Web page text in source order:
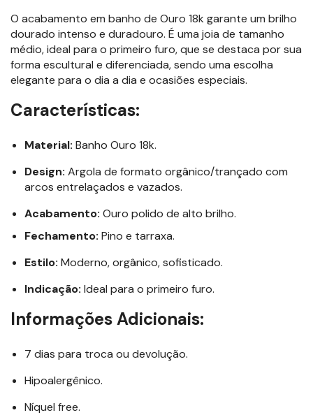
O acabamento em banho de Ouro 18k garante um brilho
dourado intenso e duradouro. É uma joia de tamanho
médio, ideal para o primeiro furo, que se destaca por sua
forma escultural e diferenciada, sendo uma escolha
elegante para o dia a dia e ocasiões especiais.
Características:
Material: Banho Ouro 18k.
Design: Argola de formato orgânico/trançado com
arcos entrelaçados e vazados.
Acabamento: Ouro polido de alto brilho.
Fechamento: Pino e tarraxa.
Estilo: Moderno, orgânico, sofisticado.
Indicação: Ideal para o primeiro furo.
Informações Adicionais:
7 dias para troca ou devolução.
Hipoalergênico.
Níquel free.